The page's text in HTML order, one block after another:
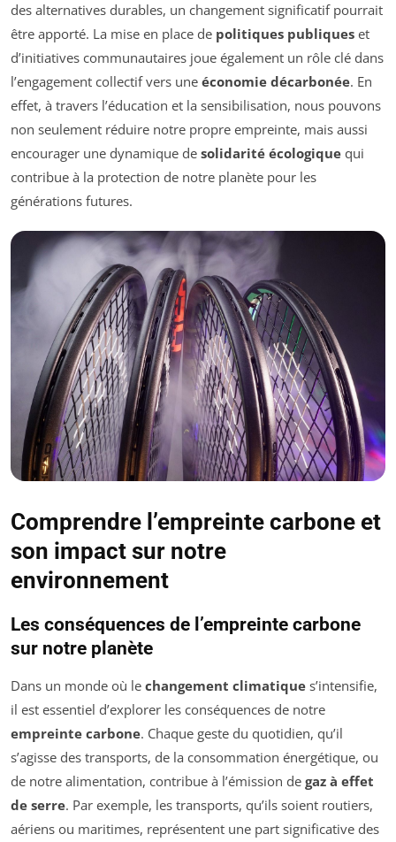
des alternatives durables, un changement significatif pourrait
être apporté. La mise en place de politiques publiques et
d’initiatives communautaires joue également un rôle clé dans
l’engagement collectif vers une économie décarbonée. En
effet, à travers l’éducation et la sensibilisation, nous pouvons
non seulement réduire notre propre empreinte, mais aussi
encourager une dynamique de solidarité écologique qui
contribue à la protection de notre planète pour les
générations futures.
Comprendre l’empreinte carbone et
son impact sur notre
environnement
Les conséquences de l’empreinte carbone
sur notre planète
Dans un monde où le changement climatique s’intensifie,
il est essentiel d’explorer les conséquences de notre
empreinte carbone. Chaque geste du quotidien, qu’il
s’agisse des transports, de la consommation énergétique, ou
de notre alimentation, contribue à l’émission de gaz à effet
de serre. Par exemple, les transports, qu’ils soient routiers,
aériens ou maritimes, représentent une part significative des